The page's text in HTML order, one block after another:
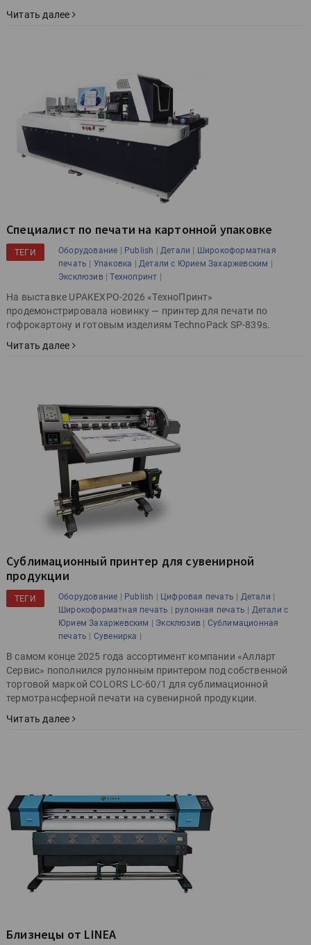
Читать далее
Специалист по печати на картонной упаковке
ТЕГИ Оборудование | Publish |Детали | Широкоформатная
печать | Упаковка |Детали с Юрием Захаржевским |
Эксклюзив |Технопринт |
На выставке UPAKEXPO-2026 «ТехноПринт»
продемонстрировала новинку — принтер для печати по
гофрокартону и готовым изделиям TechnoPack SP-839s.
Читать далее
Сублимационный принтер для сувенирной
продукции
ТЕГИ Оборудование | Publish | Цифровая печать | Детали |
Широкоформатная печать | рулонная печать | Детали с
Юрием Захаржевским | Эксклюзив | Сублимационная
печать | Сувенирка |
В самом конце 2025 года ассортимент компании «Алларт
Сервис» пополнился рулонным принтером под собственной
торговой маркой COLORS LC-60/1 для сублимационной
термотрансферной печати на сувенирной продукции.
Читать далее
Близнецы от LINEA